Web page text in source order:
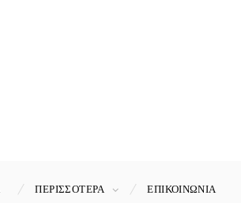
ΠΕΡΙΣΣΟΤΕΡΑ ΕΠΙΚΟΙΝΩΝΊΑ